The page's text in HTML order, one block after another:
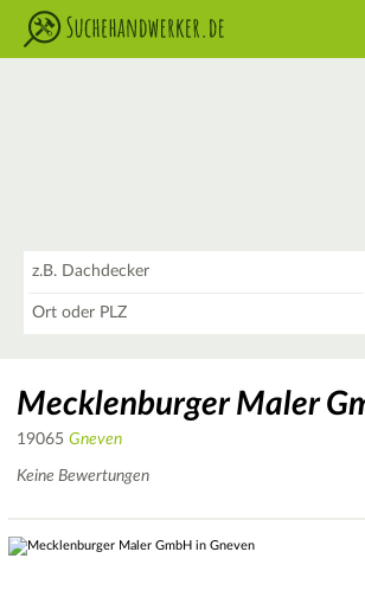
Mecklenburger Maler
19065 Gneven
Keine Bewertungen